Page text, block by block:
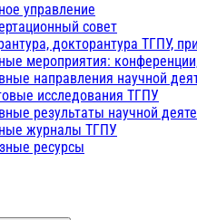
управление
совет
докторантура ТГПУ,
мероприятия:
направления научной
исследования ТГПУ
результаты научной
журналы ТГПУ
ресурсы